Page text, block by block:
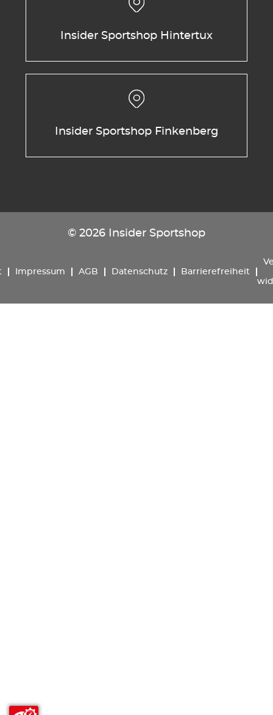
Insider Sportshop Hintertux
Insider Sportshop Finkenberg
© 2026 Insider Sportshop
Impressum AGB Datenschutz Barrierefreiheit